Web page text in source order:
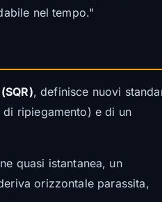
nel tempo."
, definisce nuovi
ripiegamento) e di un
quasi istantanea, un
orizzontale parassita,